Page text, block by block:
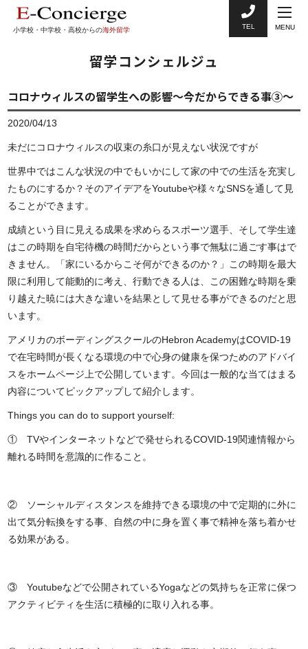
小学校・中学校・高校からの海外留学 TEL MENU
留学コンシェルジュ
コロナウィルスの留学生への影響〜今だからできる事③〜
2020/04/13
未だにコロナウィルスの収束の糸口が見えない状況ですが
世界中ではこんな状況の中でもいかにして家の中での生活を充実し
たものにするか？そのアイデアをYoutubeや様々なSNSを通して見
ることができます。
成績という目に見える成果を求めらるスポーツ選手、そして学生達
はこの時期を自宅待機の時間だからという事で無駄に過ごす事はで
きません。「家にいるからこそ何ができるのか？」この時期を最大
限に利用して能動的に考え、行動できる人は、この困難な時期を乗
り越えた暁には大きな違いを結果として見せる事ができるのだと思
います。
アメリカのボーディングスクールのHebron AcademyはCOVID-19
で在宅時間が長くなる環境の中で心身の健康を保つためのアドバイ
スをホームページ上で公開しています。今回は一般的な当てはまる
内容についてピックアップして紹介します。
Things you can do to support yourself:
① TVやインターネットなどで発せられるCOVID-19関連情報から
離れる時間を意識的に作ること。
② ソーシャルディスタンスを維持できる環境の中で定期的に外に
出て気分転換をする事、自然の中に身を置く事で精神を落ち着かせ
る効果がある。
③ Youtubeなどで公開されているYogaなどの気持ちを正常に保つ
アクティビティを生活に積極的に取り入れる事。